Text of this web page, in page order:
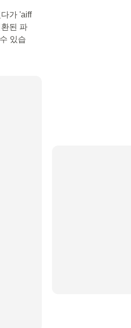
가 'aiff
된 파
있습